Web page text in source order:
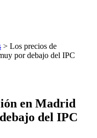
> Los precios de
por debajo del IPC
en Madrid
del IPC